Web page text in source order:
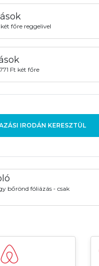
főre reggelivel
Ft két főre
IRODÁN KERESZTÜL
bőrönd fóliázás - csak